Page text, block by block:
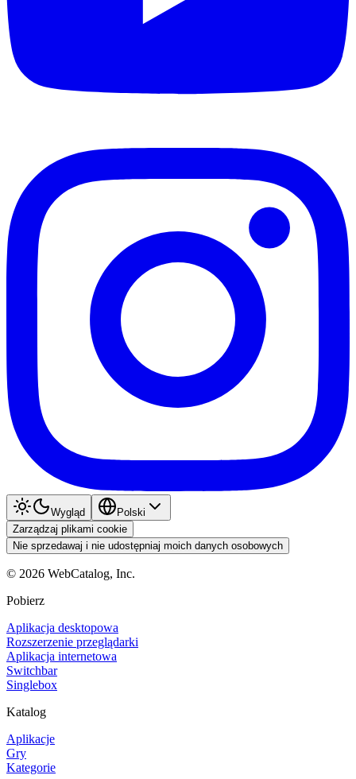
Wygląd
Polski
Zarządzaj plikami cookie
Nie sprzedawaj i nie udostępniaj moich danych osobowych
© 2026 WebCatalog, Inc.
Pobierz
Aplikacja desktopowa
Rozszerzenie przeglądarki
Aplikacja internetowa
Switchbar
Singlebox
Katalog
Aplikacje
Gry
Kategorie